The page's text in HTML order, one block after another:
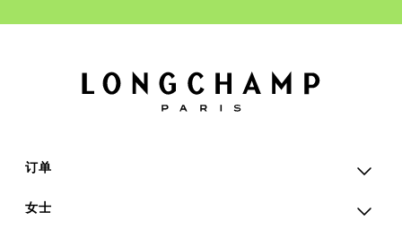
订单
女士